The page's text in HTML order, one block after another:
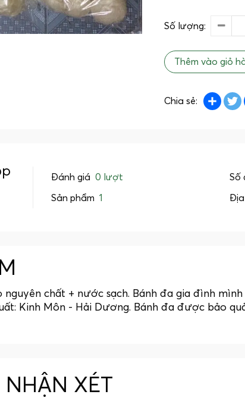
Số lượng:
Thêm vào giỏ
Chia sẻ:
Đánh giá 0 lượt Số
Sản phẩm 1 Địa
chất + nước sạch. Bánh đa gia đình
Kinh Môn - Hải Dương. Bánh đa được bảo
XÉT